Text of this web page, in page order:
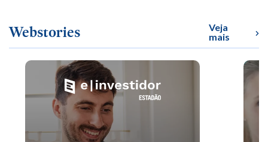
Webstories
Veja
mais